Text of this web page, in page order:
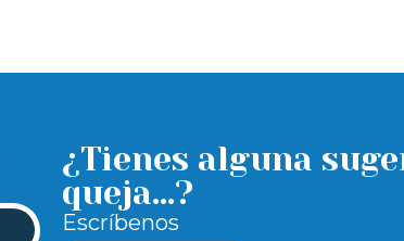
¿Tienes alguna
queja...?
Escríbenos